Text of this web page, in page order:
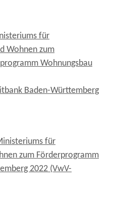
für
Wohnen zum
Wohnungsbau
Baden-Württemberg
für
zum Förderprogramm
2022 (VwV-